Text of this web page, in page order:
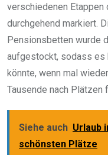
verschiedenen
durchgehend markiert.
Pensionsbetten wurde
aufgestockt, sodass es
könnte, wenn mal
Tausende nach Plätzen
Siehe auch Urlaub
schönsten Plätze